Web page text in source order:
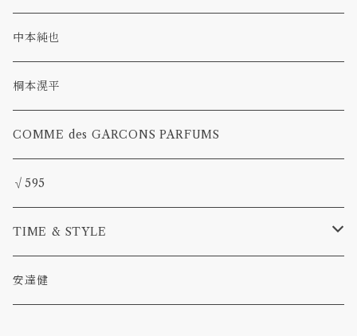
アルパカウール
草木染
stud pin
glass
pearl
中本純也
桐本滉平
COMME des GARCONS PARFUMS
√595
TIME & STYLE
TAMAKI
安達健